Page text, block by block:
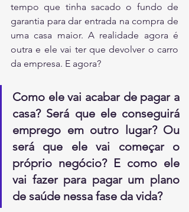
tempo que tinha sacado o fundo de
garantia para dar entrada na compra de
uma casa maior. A realidade agora é
outra e ele vai ter que devolver o carro
da empresa. E agora?
Como ele vai acabar de pagar a
casa? Será que ele conseguirá
emprego em outro lugar? Ou
será que ele vai começar o
próprio negócio? E como ele
vai fazer para pagar um plano
de saúde nessa fase da vida?